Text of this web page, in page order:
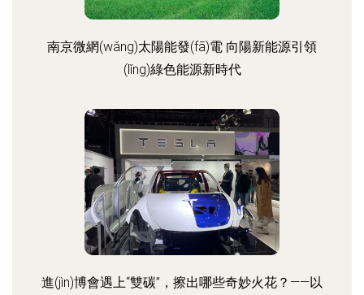
南京微網(wǎng)太陽能發(fā)電 向陽新能源引領
(lǐng)綠色能源新時代
進(jìn)博會遇上“雙碳”，擦出哪些奇妙火花？——以